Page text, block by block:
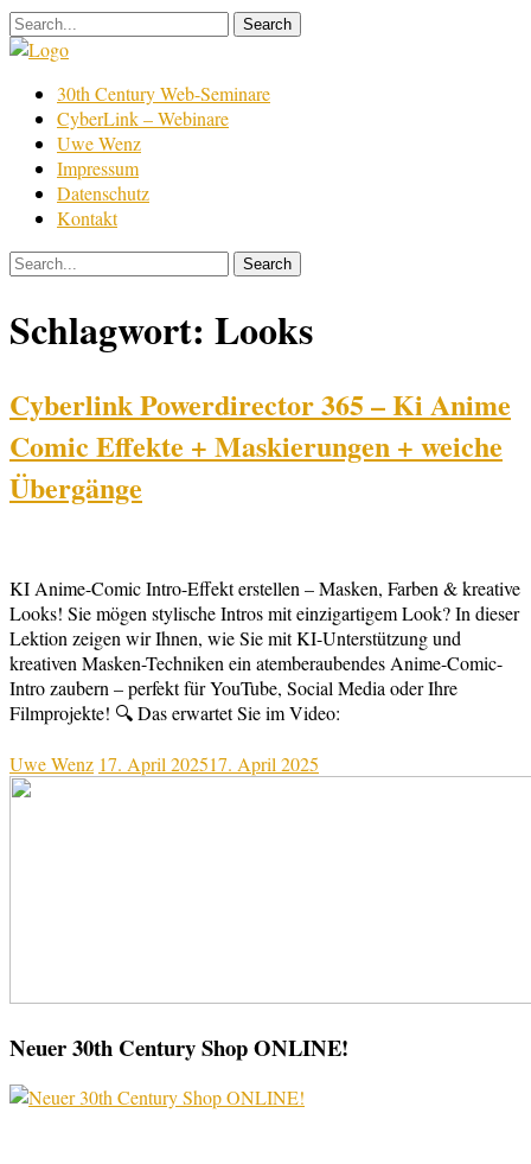
Skip
to
Film
Bearbeitung
30th Century Web-Seminare
CyberLink – Webinare
Uwe Wenz
Impressum
Datenschutz
Kontakt
Schlagwort: Looks
Cyberlink Powerdirector 365 – Ki Anime
Comic Effekte + Maskierungen + weiche
Übergänge
KI Anime-Comic Intro-Effekt erstellen – Masken, Farben & kreative
Looks! Sie mögen stylische Intros mit einzigartigem Look? In dieser
Lektion zeigen wir Ihnen, wie Sie mit KI-Unterstützung und
kreativen Masken-Techniken ein atemberaubendes Anime-Comic-
Intro zaubern – perfekt für YouTube, Social Media oder Ihre
Filmprojekte! 🔍 Das erwartet Sie im Video:
Uwe Wenz 17. April 202517. April 2025
Neuer 30th Century Shop ONLINE!